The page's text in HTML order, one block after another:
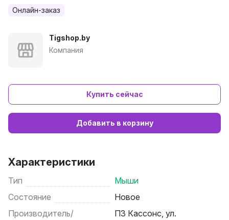
Онлайн-заказ
Tigshop.by
Компания
Купить сейчас
Добавить в корзину
Характеристики
Тип
Мыши
Состояние
Новое
Производитель/
ПЗ Кассонс, ул.